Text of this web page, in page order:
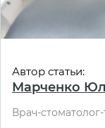
Автор статьи:
Марченко
Врач-